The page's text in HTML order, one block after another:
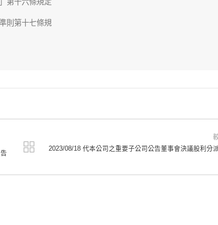
第十六條規定
則第十七條規
2023/08/18 代本公司之重要子公司公告董事會決議股利分